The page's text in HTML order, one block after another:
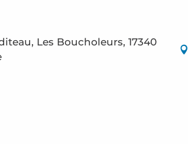
Les Boucholeurs, 17340